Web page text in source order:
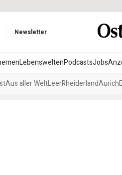
Newsletter
LebensweltenPodcastsJobs
Aus aller WeltLeerRheiderlandAurich